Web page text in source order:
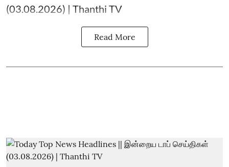
(03.08.2026) | Thanthi TV
Read More